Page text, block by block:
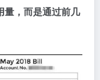
量，而是通过前几